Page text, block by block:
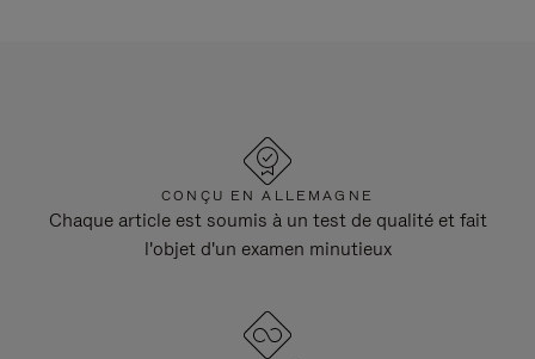
CONÇU EN ALLEMAGNE
Chaque article est soumis à un test de qualité et fait
l'objet d'un examen minutieux